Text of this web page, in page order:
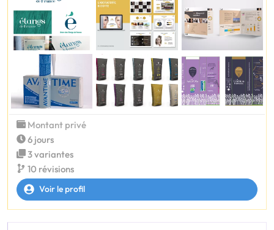
Montant privé
6 jours
3 variantes
10 révisions
Voir le profil